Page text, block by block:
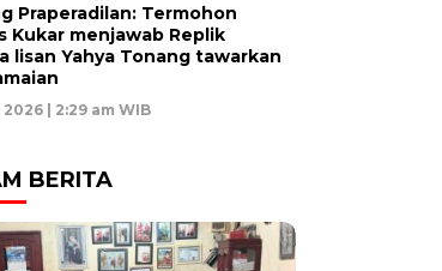
Praperadilan: Termohon
Kukar menjawab Replik
lisan Yahya Tonang tawarkan
2026 | 2:29 am WIB
BERITA